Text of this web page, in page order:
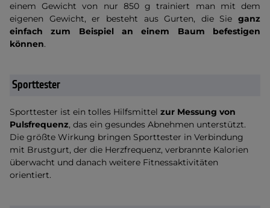
einem Gewicht von nur 850 g trainiert man mit dem
eigenen Gewicht, er besteht aus Gurten, die Sie ganz
einfach zum Beispiel an einem Baum befestigen
können.
Sporttester
Sporttester ist ein tolles Hilfsmittel zur Messung von
Pulsfrequenz, das ein gesundes Abnehmen unterstützt.
Die größte Wirkung bringen Sporttester in Verbindung
mit Brustgurt, der die Herzfrequenz, verbrannte Kalorien
überwacht und danach weitere Fitnessaktivitäten
orientiert.